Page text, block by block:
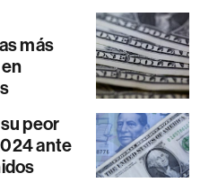
más
peor
ante